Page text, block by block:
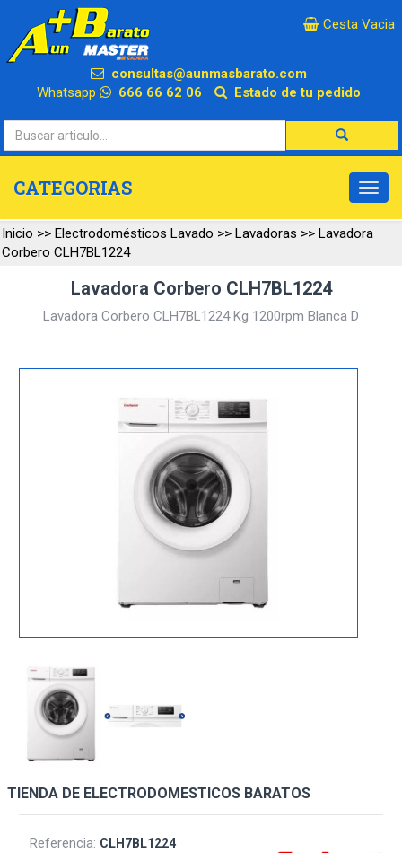
×
Cesta Vacia
consultas@aunmasbarato.com
Whatsapp
666 66 62 06 Estado de tu pedido
CATEGORIAS
Inicio >> Electrodomésticos Lavado >> Lavadoras >> Lavadora
Corbero CLH7BL1224
Lavadora Corbero CLH7BL1224
Lavadora Corbero CLH7BL1224 Kg 1200rpm Blanca D
TIENDA DE ELECTRODOMESTICOS BARATOS
Referencia: CLH7BL1224